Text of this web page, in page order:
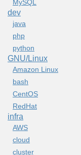
MySQL
dev
java
php
python
GNU/Linux
Amazon Linux
bash
CentOS
RedHat
infra
AWS
cloud
cluster